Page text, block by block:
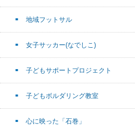
地域フットサル
女子サッカー(なでしこ)
子どもサポートプロジェクト
子どもボルダリング教室
心に映った「石巻」